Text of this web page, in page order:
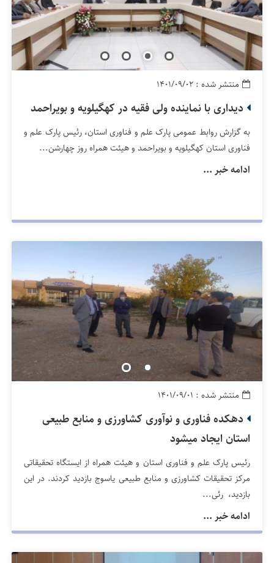
منتشر شده : ۱۴۰۱/۰۹/۰۲
دیداری با نماینده ولی فقیه در کهگیلویه و بویراحمد
به گزارش روابط عمومی پارک علم و فناوری استان، رئیس پارک علم و
فناوری استان کهگیلویه و بویراحمد و هیئت همراه روز چهارشن...
ادامه خبر ...
منتشر شده : ۱۴۰۱/۰۹/۰۱
دهکده فناوری و نوآوری کشاورزی و منابع طبیعی
استان ایجاد میشود
رئیس پارک علم و فناوری استان و هیئت همراه از ایستگاه تحقیقاتی
مرکز تحقیقات کشاورزی و منابع طبیعی یاسوج بازدید کردند. در این
بازدید، رئی...
ادامه خبر ...